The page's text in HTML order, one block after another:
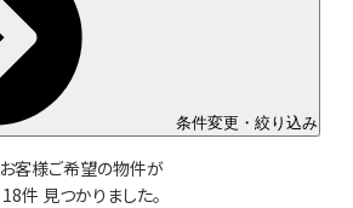
条件変更・絞り込み
お客様ご希望の物件が
18件 見つかりました。